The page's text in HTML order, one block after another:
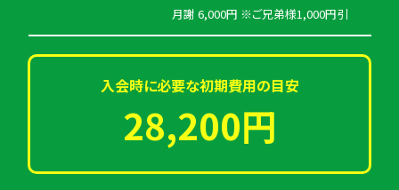
月謝 6,000円 ※ご兄弟様1,000円引
入会時に必要な初期費用の目安
28,200円